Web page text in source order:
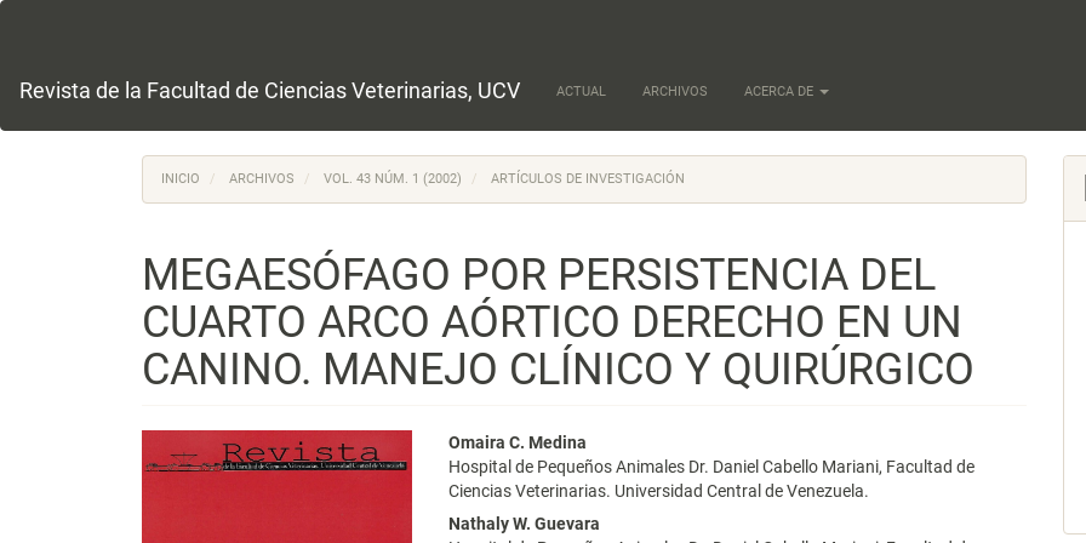
principal
lateral
Revista de la Facultad de Ciencias Veterinarias, UCV ACTUAL ARCHIVOS ACERCA DE
INICIO ARCHIVOS VOL. 43 NÚM. 1 (2002) ARTÍCULOS DE INVESTIGACIÓN
MEGAESÓFAGO POR PERSISTENCIA DEL
CUARTO ARCO AÓRTICO DERECHO EN UN
CANINO. MANEJO CLÍNICO Y QUIRÚRGICO
Barra
Contenido
principal
del
Omaira C. Medina
Hospital de Pequeños Animales Dr. Daniel Cabello Mariani, Facultad de
Ciencias Veterinarias. Universidad Central de Venezuela.
Nathaly W. Guevara